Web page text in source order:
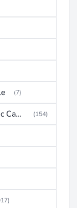
(7)
Caja Registradora (Electronic Cash Register) (154)